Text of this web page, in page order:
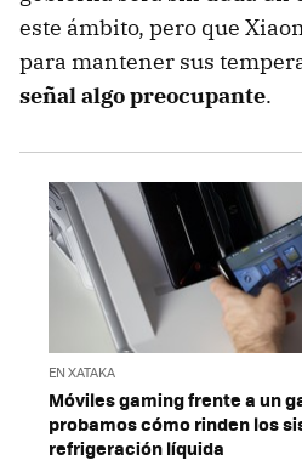
este ámbito, pero que
para mantener sus
señal algo preocupante.
EN XATAKA
Móviles gaming frente a un
probamos cómo rinden los
refrigeración líquida